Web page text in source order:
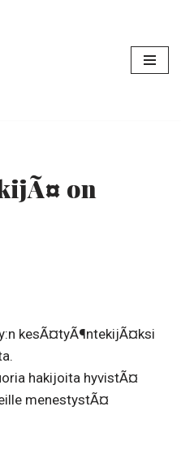
on
kesÃ¤tyÃ¶ntekijÃ¤ksi
hakijoita hyvistÃ¤
menestystÃ¤